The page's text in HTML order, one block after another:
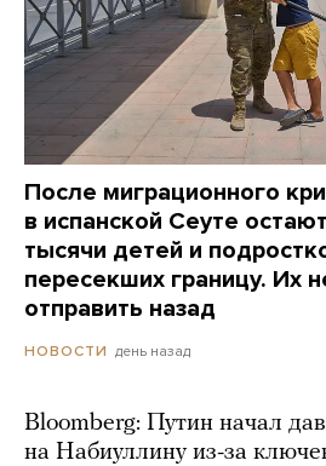
После миграционного
в испанской Сеуте
тысячи детей и
пересекших границу. Их
отправить назад
НОВОСТИ день назад
Bloomberg: Путин начал
на Набиуллину из-за